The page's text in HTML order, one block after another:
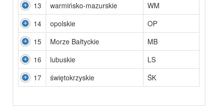
13
warmińsko-mazurskie
WM
14
opolskie
OP
15
Morze Bałtyckie
MB
16
lubuskie
LS
17
świętokrzyskie ŚK